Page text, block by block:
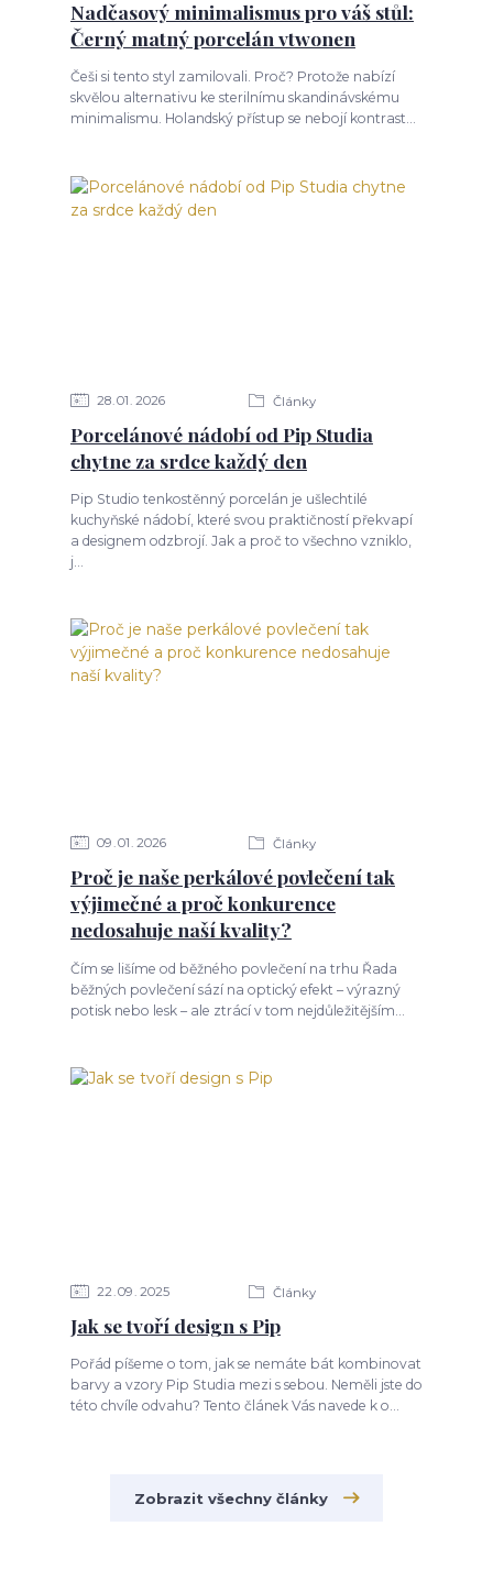
Nadčasový minimalismus pro váš stůl:
Černý matný porcelán vtwonen
Češi si tento styl zamilovali. Proč? Protože nabízí
skvělou alternativu ke sterilnímu skandinávskému
minimalismu. Holandský přístup se nebojí kontrast...
28 01 2026 Články
Porcelánové nádobí od Pip Studia
chytne za srdce každý den
Pip Studio tenkostěnný porcelán je ušlechtilé
kuchyňské nádobí, které svou praktičností překvapí
a designem odzbrojí. Jak a proč to všechno vzniklo,
j...
09 01 2026 Články
Proč je naše perkálové povlečení tak
výjimečné a proč konkurence
nedosahuje naší kvality?
Čím se lišíme od běžného povlečení na trhu Řada
běžných povlečení sází na optický efekt – výrazný
potisk nebo lesk – ale ztrácí v tom nejdůležitějším...
22 09 2025 Články
Jak se tvoří design s Pip
Pořád píšeme o tom, jak se nemáte bát kombinovat
barvy a vzory Pip Studia mezi s sebou. Neměli jste do
této chvíle odvahu? Tento článek Vás navede k o...
Zobrazit všechny články